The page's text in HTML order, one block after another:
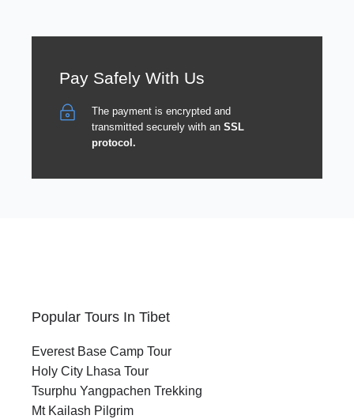
Pay Safely With Us
The payment is encrypted and
transmitted securely with an SSL
protocol.
Popular Tours In Tibet
Everest Base Camp Tour
Holy City Lhasa Tour
Tsurphu Yangpachen Trekking
Mt Kailash Pilgrim